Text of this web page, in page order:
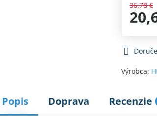
36,78 €
Výrobca:
Popis Doprava Recenzie